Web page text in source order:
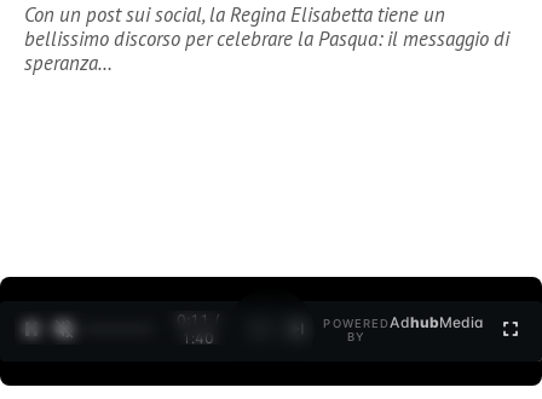
Con un post sui social, la Regina Elisabetta tiene un
bellissimo discorso per celebrare la Pasqua: il messaggio di
speranza…
0:11 /
1:40
POWERED
BY
AdhubMedia